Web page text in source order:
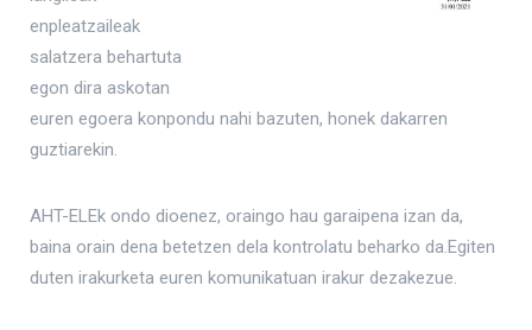
enpleatzaileak
salatzera behartuta
egon dira askotan
euren egoera konpondu nahi bazuten, honek dakarren
guztiarekin.
AHT-ELEk ondo dioenez, oraingo hau garaipena izan da,
baina orain dena betetzen dela kontrolatu beharko da.Egiten
duten irakurketa euren komunikatuan irakur dezakezue.